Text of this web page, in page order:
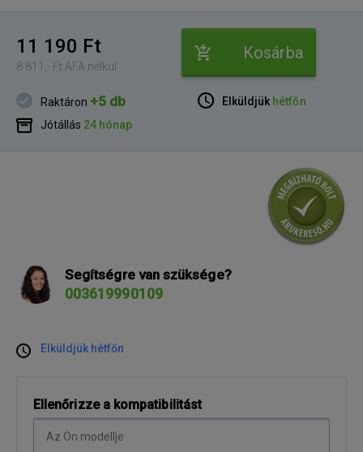
11 190 Ft
8 811,- Ft ÁFA nélkül
Kosárba
Raktáron +5 db
Jótállás 24 hónap
Elküldjük hétfőn
Segítségre van szüksége?
003619990109
Elküldjük hétfőn
Ellenőrizze a kompatibilitást